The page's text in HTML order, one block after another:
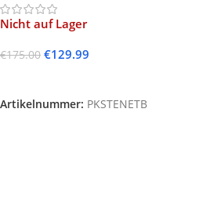
Nicht auf Lager
€175.00 €129.99
Artikelnummer: PKSTENETB